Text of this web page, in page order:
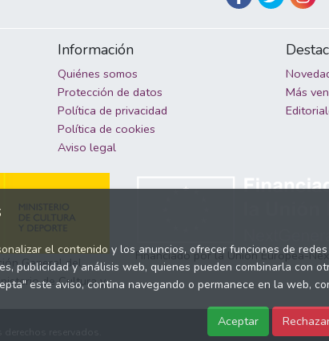
Información
Quiénes somos
Protección de datos
Política de privacidad
Política de cookies
Aviso legal
Más
General del
de Cultura y
Financiado por la Unión Europea-
el contenido y los anuncios, ofrecer funciones de
publicidad y análisis web, quienes pueden combinarla con
este aviso, contina navegando o permanece en la web,
Aceptar